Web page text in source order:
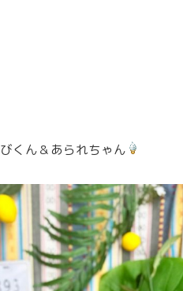
くん＆あられちゃん